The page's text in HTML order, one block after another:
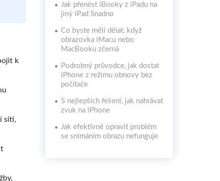
k
sítí,
Jak přenést iBooky z iPadu na
jiný iPad Snadno
Co byste měli dělat, když
obrazovka iMacu nebo
MacBooku zčerná
Podrobný průvodce, jak dostat
iPhone z režimu obnovy bez
počítače
5 nejlepších řešení, jak nahrávat
zvuk na iPhone
Jak efektivně opravit problém
se snímáním obrazu nefunguje